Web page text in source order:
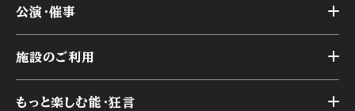
横浜能楽堂が取り組んだ事業
能舞台の歴史と特徴
様々なお客様に向けて
公演・催事
アーカイブ
施設のご利用
もっと楽しむ能・狂言